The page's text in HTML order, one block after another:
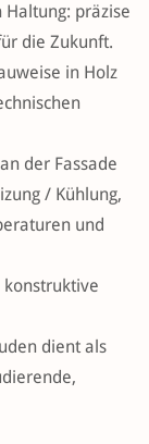
präzise
die Zukunft.
in Holz
der Fassade
/ Kühlung,
und
dient als